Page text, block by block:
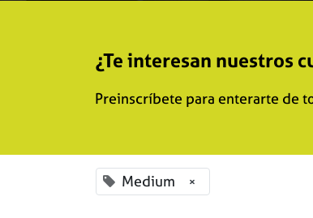
¿Te interesan nuestros
Preinscríbete para enterarte de
Medium ×